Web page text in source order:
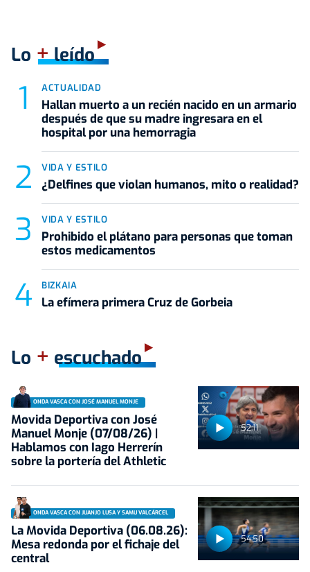
Lo +leído
ACTUALIDAD
Hallan muerto a un recién nacido en un armario
después de que su madre ingresara en el
hospital por una hemorragia
VIDA Y ESTILO
¿Delfines que violan humanos, mito o realidad?
VIDA Y ESTILO
Prohibido el plátano para personas que toman
estos medicamentos
BIZKAIA
La efímera primera Cruz de Gorbeia
Lo + escuchado
52:11
ONDA VASCA CON JOSÉ MANUEL MONJE
Movida Deportiva con José
Manuel Monje (07/08/26) |
Hablamos con Iago Herrerín
sobre la portería del Athletic
54:50
ONDA VASCA CON JUANJO LUSA Y SAMU VALCÁRCEL
La Movida Deportiva (06.08.26):
Mesa redonda por el fichaje del
central